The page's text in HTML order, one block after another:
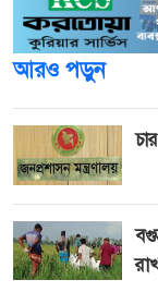
আরও পড়ুন